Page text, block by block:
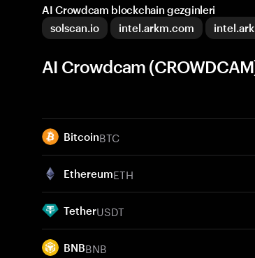
AI Crowdcam blockchain gezginleri
solscan.io
intel.arkm.com
AI Crowdcam
BitcoinBTC
EthereumETH
TetherUSDT
BNBBNB